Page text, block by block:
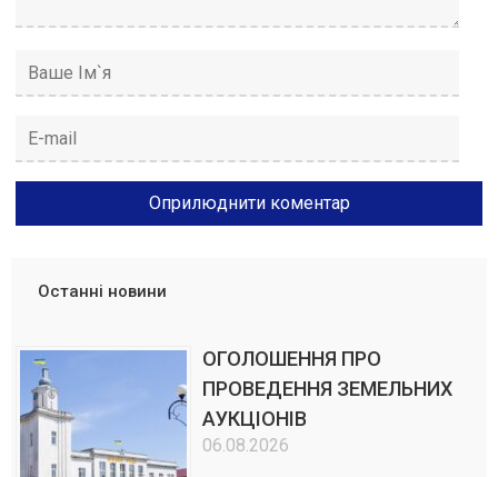
Останні новини
ОГОЛОШЕННЯ ПРО
ПРОВЕДЕННЯ ЗЕМЕЛЬНИХ
АУКЦІОНІВ
06.08.2026